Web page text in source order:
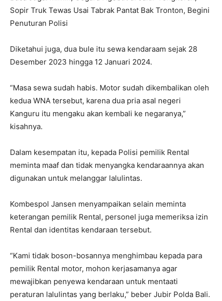
Sopir Truk Tewas Usai Tabrak Pantat Bak Tronton, Begini
Penuturan Polisi
Diketahui juga, dua bule itu sewa kendaraam sejak 28
Desember 2023 hingga 12 Januari 2024.
“Masa sewa sudah habis. Motor sudah dikembalikan oleh
kedua WNA tersebut, karena dua pria asal negeri
Kanguru itu mengaku akan kembali ke negaranya,”
kisahnya.
Dalam kesempatan itu, kepada Polisi pemilik Rental
meminta maaf dan tidak menyangka kendaraannya akan
digunakan untuk melanggar lalulintas.
Kombespol Jansen menyampaikan selain meminta
keterangan pemilik Rental, personel juga memeriksa izin
Rental dan identitas kendaraan tersebut.
“Kami tidak boson-bosannya menghimbau kepada para
pemilik Rental motor, mohon kerjasamanya agar
mewajibkan penyewa kendaraan untuk mentaati
peraturan lalulintas yang berlaku,” beber Jubir Polda Bali.